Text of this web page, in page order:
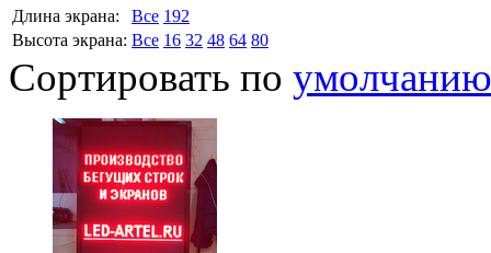
Длина экрана: Все 192
Высота экрана: Все 16 32 48 64 80
Сортировать по умолчанию